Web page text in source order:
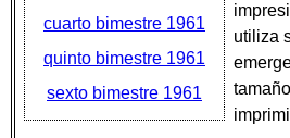
cuarto bimestre 1961
quinto bimestre 1961
sexto bimestre 1961
utiliza